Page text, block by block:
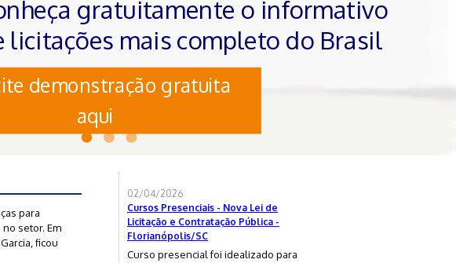
gratuitamente o informativo
licitações mais completo do Brasil
demonstração gratuita
aqui
para
setor. Em
ficou
02/04/2026
Cursos Presenciais - Nova Lei de
Licitação e Contratação Pública -
Florianópolis/SC
Curso presencial foi idealizado para